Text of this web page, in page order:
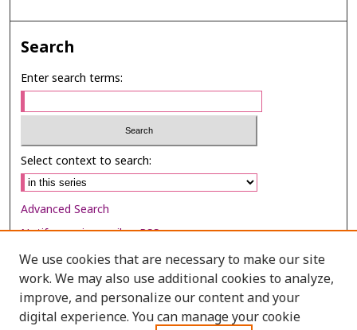
Search
Enter search terms:
Select context to search:
Advanced Search
Notify me via email orRSS
Browse
Collections
Disciplines
We use cookies that are necessary to make our site
work. We may also use additional cookies to analyze,
improve, and personalize our content and your
digital experience. You can manage your cookie